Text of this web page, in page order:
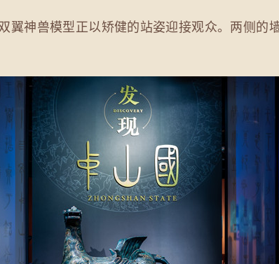
神兽模型正以矫健的站姿迎接观众。两侧的